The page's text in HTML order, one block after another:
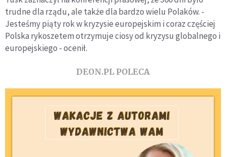
trudne dla rządu, ale także dla bardzo wielu Polaków. -
Jesteśmy piąty rok w kryzysie europejskim i coraz częściej
Polska rykoszetem otrzymuje ciosy od kryzysu globalnego i
europejskiego - ocenił.
DEON.PL POLECA